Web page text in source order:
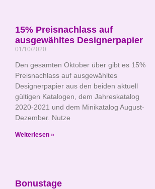
15% Preisnachlass auf
ausgewähltes Designerpapier
01/10/2020
Den gesamten Oktober über gibt es 15%
Preisnachlass auf ausgewähltes
Designerpapier aus den beiden aktuell
gültigen Katalogen, dem Jahreskatalog
2020-2021 und dem Minikatalog August-
Dezember. Nutze
Weiterlesen »
Bonustage